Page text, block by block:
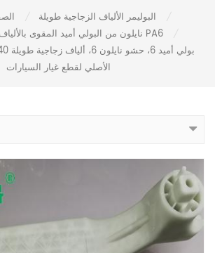
البوليمر الألياف الزجاجية طويلة
نايلون من البولي أميد المقوى بالألياف الزجاجية الطويلة PA6
الأصلي لقطع غيار السيارات